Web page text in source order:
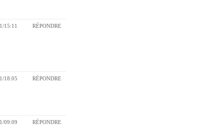
15:11 RÉPONDRE
18:05 RÉPONDRE
09:09 RÉPONDRE